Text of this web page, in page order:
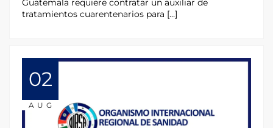
Guatemala requiere contratar un auxiliar de
tratamientos cuarentenarios para […]
02
AUG